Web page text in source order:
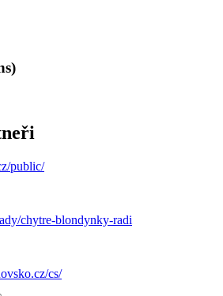
public/
chytre-blondynky-radi
cs/